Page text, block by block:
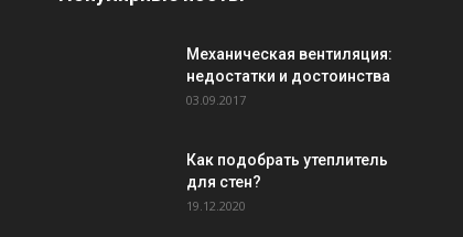
Механическая вентиляция:
недостатки и достоинства
03.09.2017
Как подобрать утеплитель
для стен?
19.12.2020